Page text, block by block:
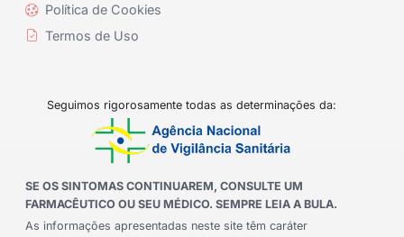
Política de Cookies
Termos de Uso
Seguimos rigorosamente todas as determinações da:
SE OS SINTOMAS CONTINUAREM, CONSULTE UM
FARMACÊUTICO OU SEU MÉDICO. SEMPRE LEIA A BULA.
As informações apresentadas neste site têm caráter